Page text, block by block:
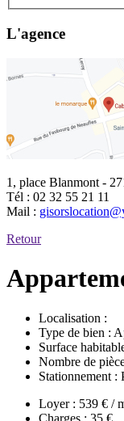
L'agence
1, place Blanmont -
Tél : 02 32 55 21 11
Mail :
Retour
Localisation :
Type de bien :
Surface
Nombre de
Stationnement :
Loyer : 539 € /
Charges : 35 €